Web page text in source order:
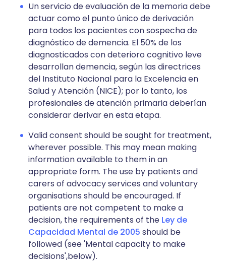
Un servicio de evaluación de la memoria debe
actuar como el punto único de derivación
para todos los pacientes con sospecha de
diagnóstico de demencia. El 50% de los
diagnosticados con deterioro cognitivo leve
desarrollan demencia, según las directrices
del Instituto Nacional para la Excelencia en
Salud y Atención (NICE); por lo tanto, los
profesionales de atención primaria deberían
considerar derivar en esta etapa.
Valid consent should be sought for treatment,
wherever possible. This may mean making
information available to them in an
appropriate form. The use by patients and
carers of advocacy services and voluntary
organisations should be encouraged. If
patients are not competent to make a
decision, the requirements of the Ley de
Capacidad Mental de 2005 should be
followed (see 'Mental capacity to make
decisions',below).